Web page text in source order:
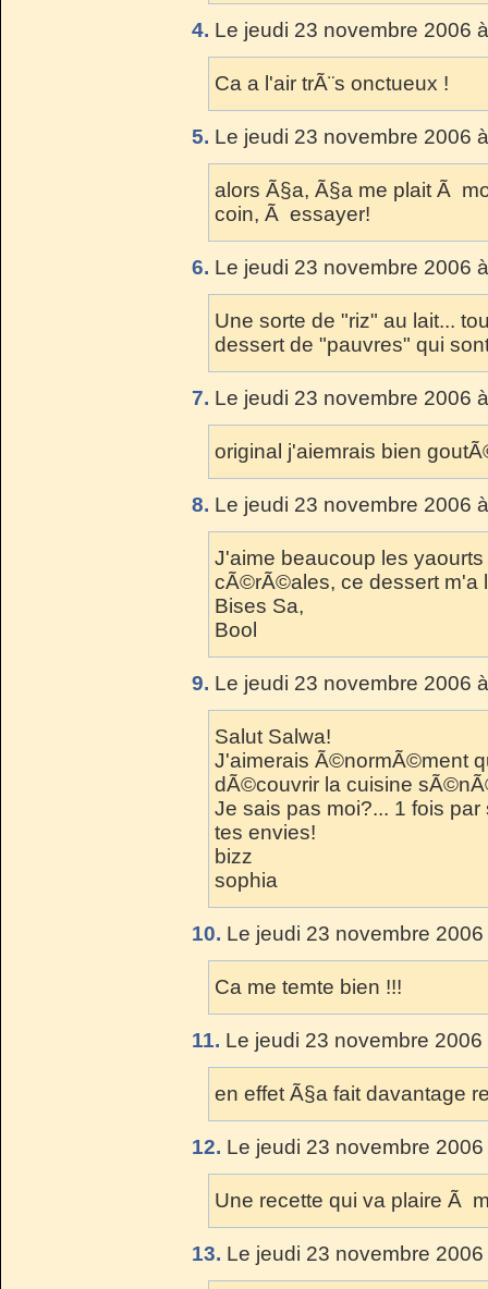
4. Le jeudi 23 novembre 2006
Ca a l'air trÃ¨s onctueux !
5. Le jeudi 23 novembre 2006
alors Ã§a, Ã§a me plait Ã
coin, Ã essayer!
6. Le jeudi 23 novembre 2006
Une sorte de "riz" au lait...
dessert de "pauvres" qui
7. Le jeudi 23 novembre 2006
original j'aiemrais bien
8. Le jeudi 23 novembre 2006
J'aime beaucoup les
cÃ©rÃ©ales, ce dessert m'a
Bises Sa,
Bool
9. Le jeudi 23 novembre 2006
Salut Salwa!
J'aimerais Ã©normÃ©ment
dÃ©couvrir la cuisine
Je sais pas moi?... 1 fois
tes envies!
bizz
sophia
10. Le jeudi 23 novembre
Ca me temte bien !!!
11. Le jeudi 23 novembre
en effet Ã§a fait davantage
12. Le jeudi 23 novembre
Une recette qui va plaire Ã
13. Le jeudi 23 novembre